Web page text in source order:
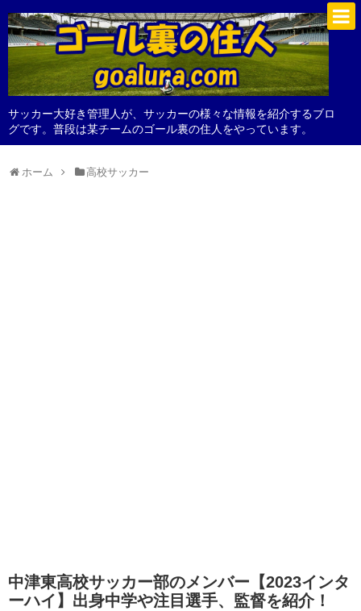
サッカー大好き管理人が、サッカーの様々な情報を紹介するブロ
グです。普段は某チームのゴール裏の住人をやっています。
ホーム 高校サッカー
中津東高校サッカー部のメンバー【2023インタ
ーハイ】出身中学や注目選手、監督を紹介！